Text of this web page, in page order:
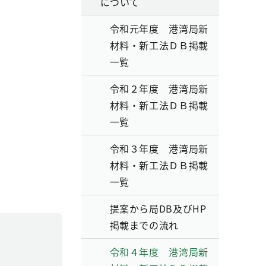
令和元年度 港湾局新
材料・新工法ＤＢ掲載
一覧
令和２年度 港湾局新
材料・新工法ＤＢ掲載
一覧
令和３年度 港湾局新
材料・新工法ＤＢ掲載
一覧
提案から局DB及びHP
掲載までの流れ
令和４年度 港湾局新